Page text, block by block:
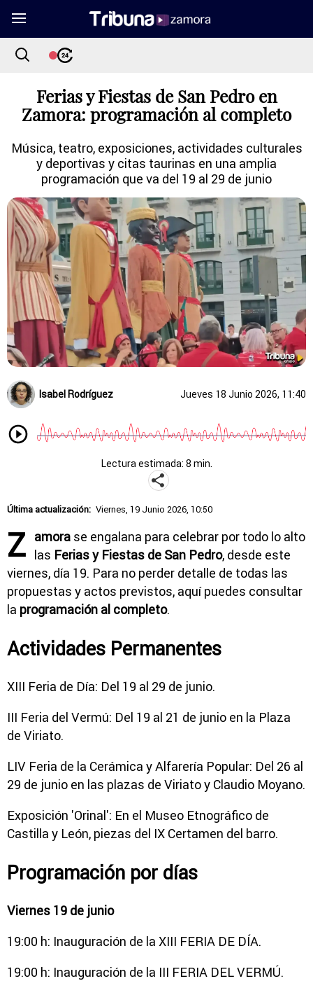
Ferias y Fiestas de San Pedro en
Zamora: programación al completo
Música, teatro, exposiciones, actividades culturales
y deportivas y citas taurinas en una amplia
programación que va del 19 al 29 de junio
Isabel Rodríguez Jueves 18 Junio 2026, 11:40
Lectura estimada: 8 min.
Última actualización: Viernes, 19 Junio 2026, 10:50
Z amora se engalana para celebrar por todo lo alto
las Ferias y Fiestas de San Pedro, desde este
viernes, día 19. Para no perder detalle de todas las
propuestas y actos previstos, aquí puedes consultar
la programación al completo.
Actividades Permanentes
XIII Feria de Día: Del 19 al 29 de junio.
III Feria del Vermú: Del 19 al 21 de junio en la Plaza
de Viriato.
LIV Feria de la Cerámica y Alfarería Popular: Del 26 al
29 de junio en las plazas de Viriato y Claudio Moyano.
Exposición 'Orinal': En el Museo Etnográfico de
Castilla y León, piezas del IX Certamen del barro.
Programación por días
Viernes 19 de junio
19:00 h: Inauguración de la XIII FERIA DE DÍA.
19:00 h: Inauguración de la III FERIA DEL VERMÚ.